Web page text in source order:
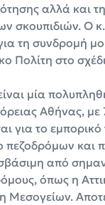
αλλά και
σκουπιδιών. Ο
τη συνδρομή
Πολίτη στο
μία
Αθήνας, με
για το
πεζοδρόμων
από
όπως η
Μεσογείων.